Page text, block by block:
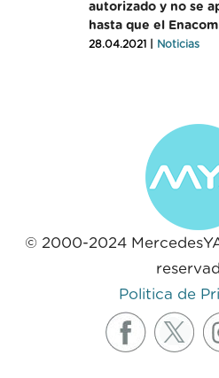
autorizado y no se
hasta que el
28.04.2021 | Noticias
© 2000-2024
Politica de